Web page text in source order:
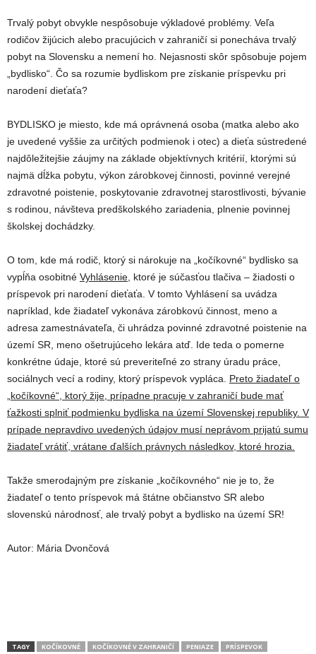
Trvalý pobyt obvykle nespôsobuje výkladové problémy. Veľa
rodičov žijúcich alebo pracujúcich v zahraničí si ponecháva trvalý
pobyt na Slovensku a nemení ho. Nejasnosti skôr spôsobuje pojem
„bydlisko“. Čo sa rozumie bydliskom pre získanie príspevku pri
narodení dieťaťa?
BYDLISKO je miesto, kde má oprávnená osoba (matka alebo ako
je uvedené vyššie za určitých podmienok i otec) a dieťa sústredené
najdôležitejšie záujmy na základe objektívnych kritérií, ktorými sú
najmä dĺžka pobytu, výkon zárobkovej činnosti, povinné verejné
zdravotné poistenie, poskytovanie zdravotnej starostlivosti, bývanie
s rodinou, návšteva predškolského zariadenia, plnenie povinnej
školskej dochádzky.
O tom, kde má rodič, ktorý si nárokuje na „kočíkovné“ bydlisko sa
vypĺňa osobitné Vyhlásenie , ktoré je súčasťou tlačiva – žiadosti o
príspevok pri narodení dieťaťa. V tomto Vyhlásení sa uvádza
napríklad, kde žiadateľ vykonáva zárobkovú činnost, meno a
adresa zamestnávateľa, či uhrádza povinné zdravotné poistenie na
území SR, meno ošetrujúceho lekára atď. Ide teda o pomerne
konkrétne údaje, ktoré sú preveriteľné zo strany úradu práce,
sociálnych vecí a rodiny, ktorý príspevok vypláca. Preto žiadateľ o
„kočíkovné“, ktorý žije, prípadne pracuje v zahraničí bude mať
ťažkosti splniť podmienku bydliska na území Slovenskej republiky. V
prípade nepravdivo uvedených údajov musí neprávom prijatú sumu
žiadateľ vrátiť, vrátane ďalších právnych následkov, ktoré hrozia.
Takže smerodajným pre získanie „kočíkovného“ nie je to, že
žiadateľ o tento príspevok má štátne občianstvo SR alebo
slovenskú národnosť, ale trvalý pobyt a bydlisko na území SR!
Autor: Mária Dvončová
TAGY KOČÍKOVNÉ KOČÍKOVNÉ V ZAHRANIČÍ PENIAZE PRÍSPEVOK